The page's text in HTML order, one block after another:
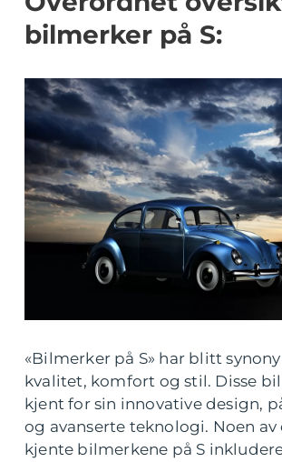
bilmerker på S:
«Bilmerker på S» har blitt
kvalitet, komfort og stil. Disse
kjent for sin innovative design,
og avanserte teknologi. Noen av
kjente bilmerkene på S